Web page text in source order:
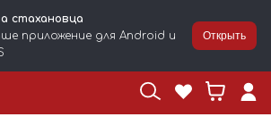
стахановца
приложение для Android и
Открыть